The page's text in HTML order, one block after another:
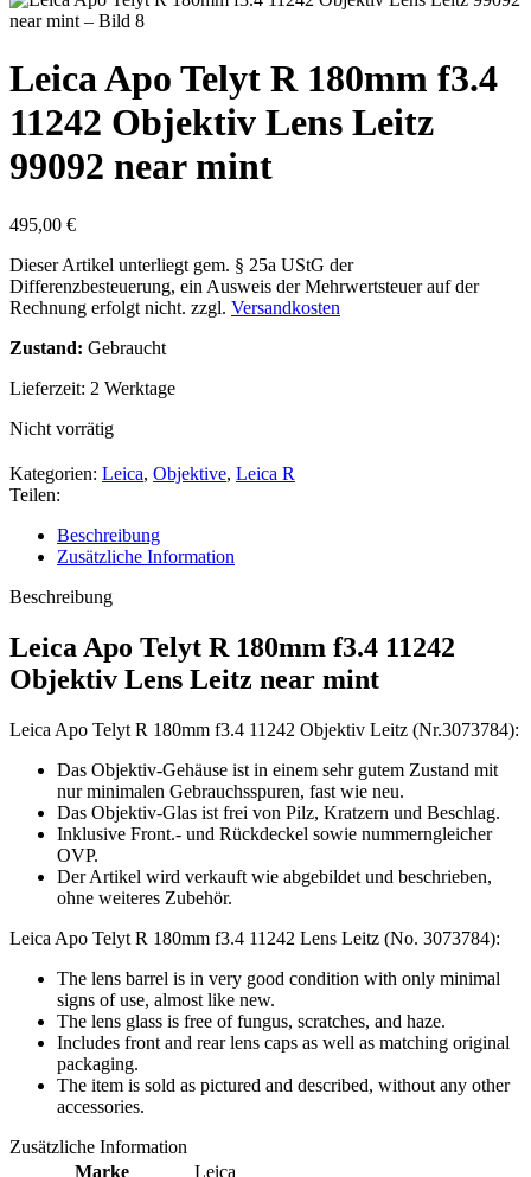
Leica Apo Telyt R 180mm f3.4
11242 Objektiv Lens Leitz
99092 near mint
495,00 €
Dieser Artikel unterliegt gem. § 25a UStG der
Differenzbesteuerung, ein Ausweis der Mehrwertsteuer auf der
Rechnung erfolgt nicht. zzgl. Versandkosten
Zustand: Gebraucht
Lieferzeit: 2 Werktage
Nicht vorrätig
Kategorien: Leica, Objektive, Leica R
Teilen:
Beschreibung
Zusätzliche Information
Beschreibung
Leica Apo Telyt R 180mm f3.4 11242
Objektiv Lens Leitz near mint
Leica Apo Telyt R 180mm f3.4 11242 Objektiv Leitz (Nr.3073784):
Das Objektiv-Gehäuse ist in einem sehr gutem Zustand mit
nur minimalen Gebrauchsspuren, fast wie neu.
Das Objektiv-Glas ist frei von Pilz, Kratzern und Beschlag.
Inklusive Front.- und Rückdeckel sowie nummerngleicher
OVP.
Der Artikel wird verkauft wie abgebildet und beschrieben,
ohne weiteres Zubehör.
Leica Apo Telyt R 180mm f3.4 11242 Lens Leitz (No. 3073784):
The lens barrel is in very good condition with only minimal
signs of use, almost like new.
The lens glass is free of fungus, scratches, and haze.
Includes front and rear lens caps as well as matching original
packaging.
The item is sold as pictured and described, without any other
accessories.
Zusätzliche Information
Marke
Leica